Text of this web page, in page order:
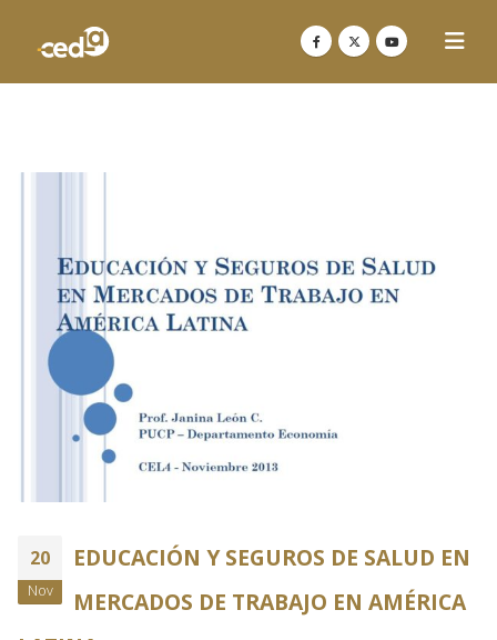
20
Nov
EDUCACIÓN Y SEGUROS DE SALUD EN
MERCADOS DE TRABAJO EN AMÉRICA